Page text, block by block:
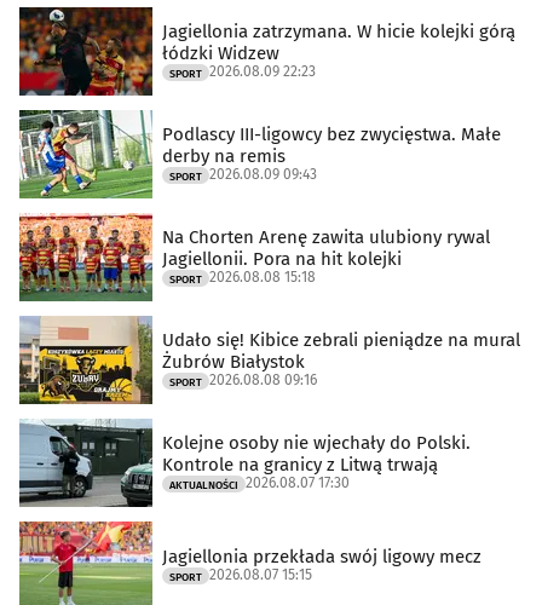
Jagiellonia zatrzymana. W hicie kolejki górą
łódzki Widzew
SPORT 2026.08.09 22:23
Podlascy III-ligowcy bez zwycięstwa. Małe
derby na remis
SPORT 2026.08.09 09:43
Na Chorten Arenę zawita ulubiony rywal
Jagiellonii. Pora na hit kolejki
SPORT 2026.08.08 15:18
Udało się! Kibice zebrali pieniądze na mural
Żubrów Białystok
SPORT 2026.08.08 09:16
Kolejne osoby nie wjechały do Polski.
Kontrole na granicy z Litwą trwają
AKTUALNOŚCI 2026.08.07 17:30
Jagiellonia przekłada swój ligowy mecz
SPORT 2026.08.07 15:15